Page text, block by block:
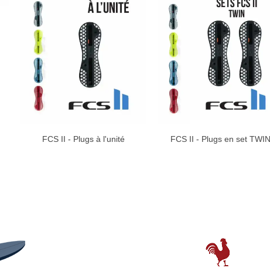
FCS II - Plugs à l'unité
FCS II - Plugs en set TWIN